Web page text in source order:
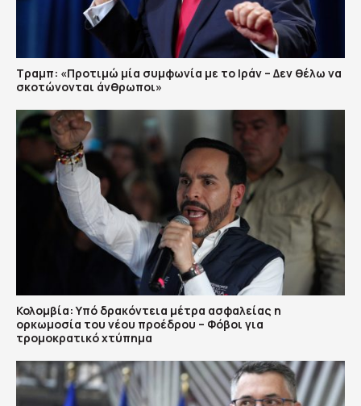
Τραμπ: «Προτιμώ μία συμφωνία με το Ιράν – Δεν θέλω να
σκοτώνονται άνθρωποι»
Κολομβία: Υπό δρακόντεια μέτρα ασφαλείας η
ορκωμοσία του νέου προέδρου – Φόβοι για
τρομοκρατικό χτύπημα